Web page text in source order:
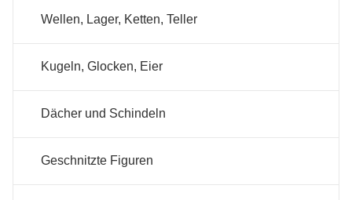
Wellen, Lager, Ketten, Teller
Kugeln, Glocken, Eier
Dächer und Schindeln
Geschnitzte Figuren